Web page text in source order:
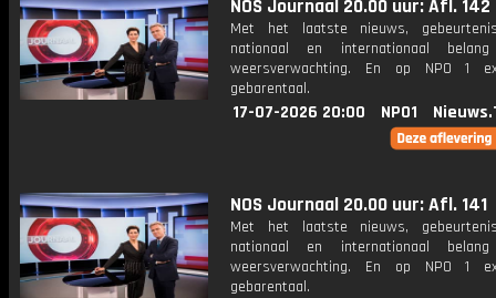
NOS Journaal 20.00 uur: Afl. 142
Met het laatste nieuws,
nationaal en internationaal
weersverwachting. En op NPO 1
gebarentaal.
17-07-2026 20:00 NPO1
NOS Journaal 20.00 uur: Afl. 141
Met het laatste nieuws,
nationaal en internationaal
weersverwachting. En op NPO 1
gebarentaal.